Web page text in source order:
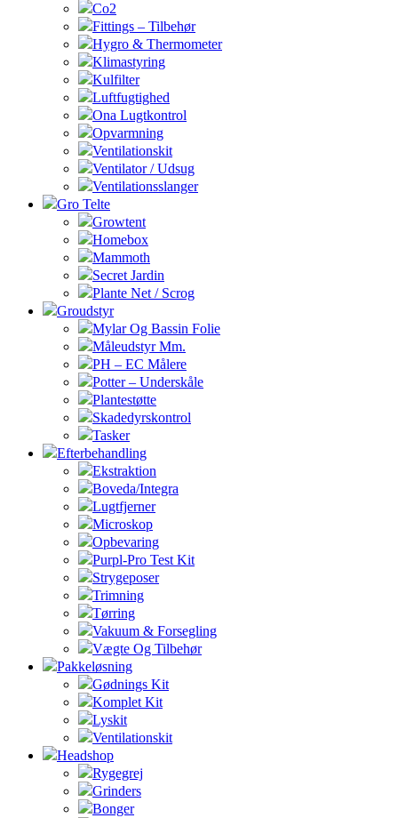
Co2
Fittings – Tilbehør
Hygro & Thermometer
Klimastyring
Kulfilter
Luftfugtighed
Ona Lugtkontrol
Opvarmning
Ventilationskit
Ventilator / Udsug
Ventilationsslanger
Gro Telte
Growtent
Homebox
Mammoth
Secret Jardin
Plante Net / Scrog
Groudstyr
Mylar Og Bassin Folie
Måleudstyr Mm.
PH – EC Målere
Potter – Underskåle
Plantestøtte
Skadedyrskontrol
Tasker
Efterbehandling
Ekstraktion
Boveda/Integra
Lugtfjerner
Microskop
Opbevaring
Purpl-Pro Test Kit
Strygeposer
Trimning
Tørring
Vakuum & Forsegling
Vægte Og Tilbehør
Pakkeløsning
Gødnings Kit
Komplet Kit
Lyskit
Ventilationskit
Headshop
Rygegrej
Grinders
Bonger